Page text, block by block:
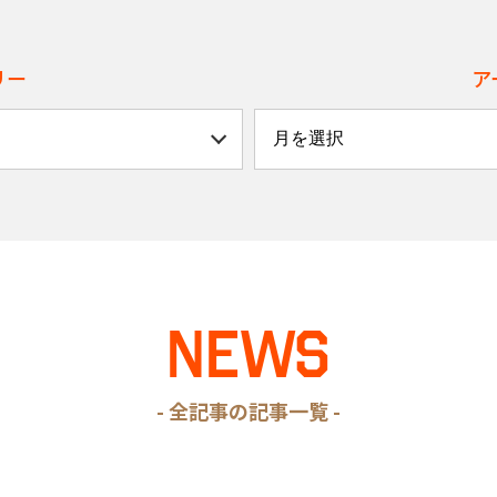
ー
NEWS
- 全記事の記事一覧 -